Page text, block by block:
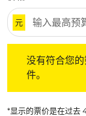
元
没有符合您
件。
*显示的票价是在过去